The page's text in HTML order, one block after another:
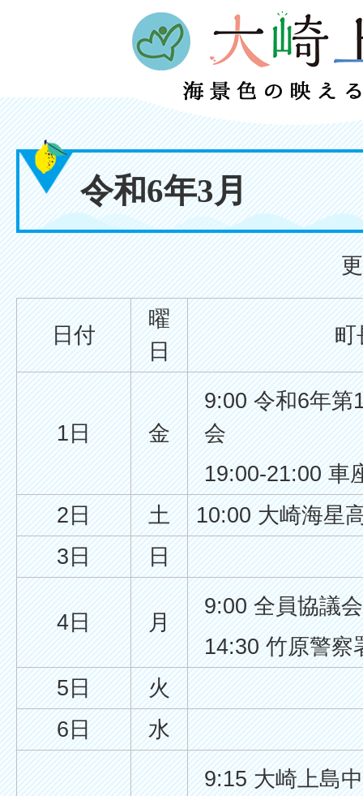
令和6年3月
日付
曜
日
町
1日 金
9:00 令和6年第
会
19:00-21:00 車
2日
土
10:00 大崎海星
3日
日
4日 月
9:00 全員協議会
14:30 竹原警察
5日
火
6日
水
9:15 大崎上島